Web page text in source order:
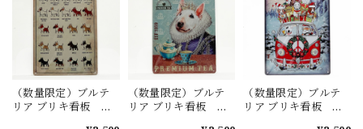
（数量限定）ブルテ
リア ブリキ看板
（数量限定）ブルテ
リア ブリキ看板
（数量限定）ブルテ
リア ブリキ看板